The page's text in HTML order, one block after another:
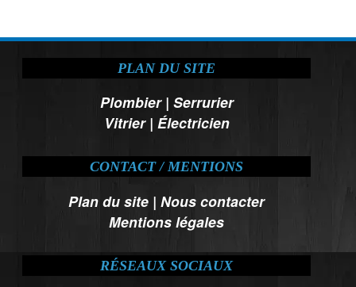
PLAN DU SITE
Plombier| Serrurier
Vitrier| Électricien
CONTACT / MENTIONS
Plan du site |Nous contacter
Mentions légales
RÉSEAUX SOCIAUX